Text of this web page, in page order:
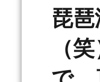
琵
（